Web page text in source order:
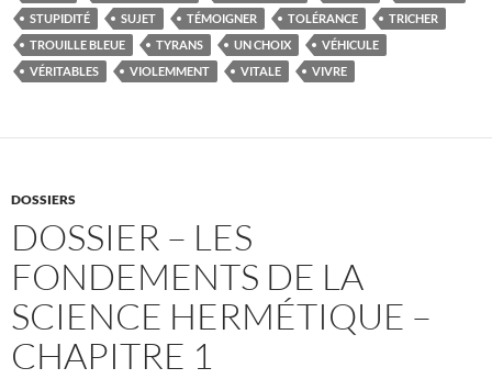
STUPIDITÉ
SUJET TÉMOIGNER TOLÉRANCE
TRICHER
TROUILLE BLEUE
TYRANS UN CHOIX
VÉHICULE
VÉRITABLES
VIOLEMMENT VITALE VIVRE
DOSSIERS
DOSSIER – LES
FONDEMENTS DE LA
SCIENCE HERMÉTIQUE –
CHAPITRE 1